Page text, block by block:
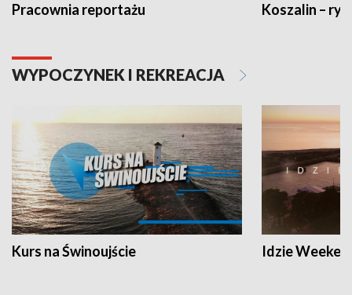
Pracownia reportażu Koszalin –
WYPOCZYNEK I REKREACJA
Kurs na Świnoujście Idzie